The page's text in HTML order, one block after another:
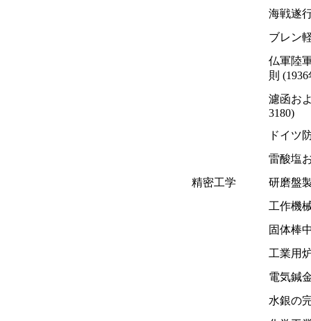
海戦遂
ブレン
仏軍陸
則
濾函お
3180)
ドイツ
雷酸塩
精密工学
研磨盤
工作機
固体棒
工業用
電気鍼
水銀の